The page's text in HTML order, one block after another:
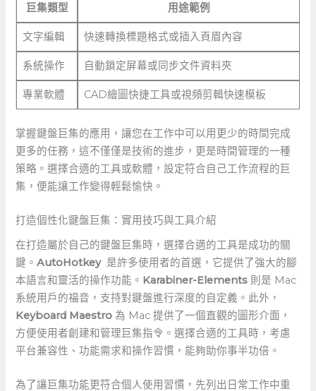
巨集類型 用途範例
文字編輯 快速轉換標題格式或插入頁眉內容
系統操作 自動鎖定屏幕或同步文件資料夾
專業軟體 CAD繪圖快捷工具或視頻剪輯快速模板
掌握鍵盤巨集的應用，讓您在工作中可以用更少的時間完成
更多的任務，這不僅僅是技術的進步，更是時間管理的一種
策略。選擇合適的工具或軟體，設定符合自己工作流程的巨
集，便能讓工作變得輕鬆愉快。
打造個性化鍵盤巨集：實用技巧與工具介紹
在打造屬於自己的鍵盤巨集時，選擇合適的工具是成功的關
鍵。AutoHotkey⁢ 是許多使用者的首選，它提供了強大的腳
本語言和靈活的操作功能。 Karabiner-Elements 則是 Mac
系統用戶的福音，支持對鍵盤進行深度的自定義。此外，
Keyboard Maestro 為 Mac 提供了一個直觀的圖形介面，
方便使用者創建和管理巨集指令。選擇合適的工具時，考慮
平台兼容性、功能需求和操作習慣，能夠助你事半功倍。
為了讓巨集功能更符合個人使用習慣，先列出日常工作中重